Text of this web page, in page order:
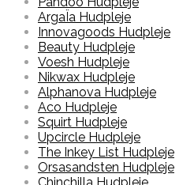
ArgaÏa Hudpleje
Innovagoods Hudpleje
Beauty Hudpleje
Voesh Hudpleje
Nikwax Hudpleje
Alphanova Hudpleje
Aco Hudpleje
Squirt Hudpleje
Upcircle Hudpleje
The Inkey List Hudpleje
Orsasandsten Hudpleje